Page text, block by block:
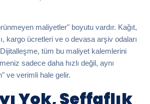
maliyetler" boyutu vardır. Kağıt,
kargo ücretleri ve o devasa arşiv odaları
tüm bu maliyet kalemlerini
sadece daha hızlı değil, aynı
ve verimli hale gelir.
Yok, Şeffaflık